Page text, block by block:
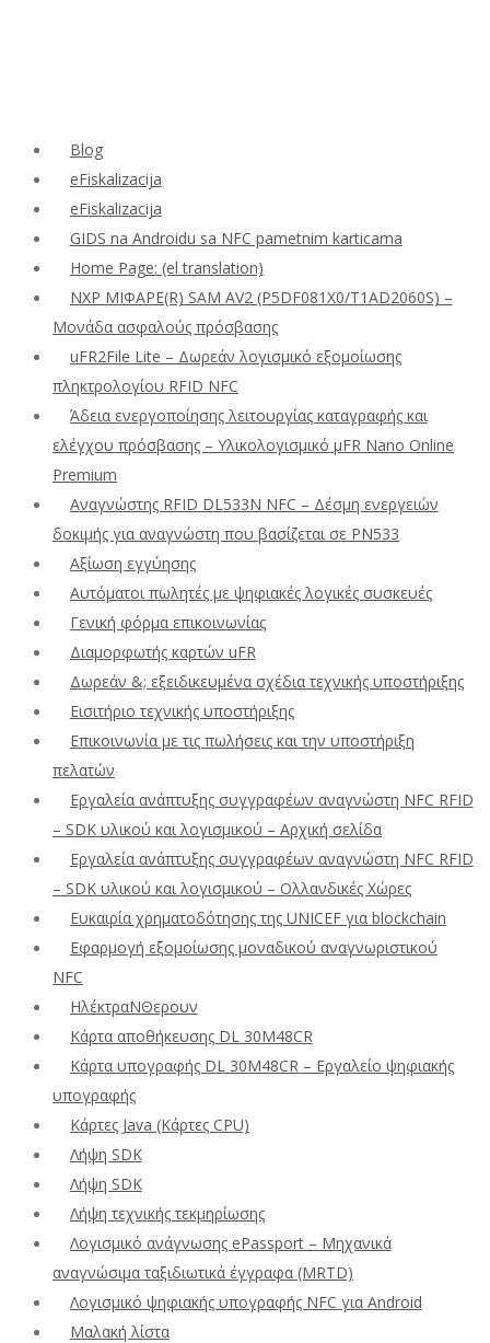
Blog
eFiskalizacija
eFiskalizacija
GIDS na Androidu sa NFC pametnim karticama
Home Page: (el translation)
NXP ΜΙΦΑΡΕ(R) SAM AV2 (P5DF081X0/T1AD2060S) –
Μονάδα ασφαλούς πρόσβασης
uFR2File Lite – Δωρεάν λογισμικό εξομοίωσης
πληκτρολογίου RFID NFC
Άδεια ενεργοποίησης λειτουργίας καταγραφής και
ελέγχου πρόσβασης – Υλικολογισμικό μFR Nano Online
Premium
Αναγνώστης RFID DL533N NFC – Δέσμη ενεργειών
δοκιμής για αναγνώστη που βασίζεται σε PN533
Αξίωση εγγύησης
Αυτόματοι πωλητές με ψηφιακές λογικές συσκευές
Γενική φόρμα επικοινωνίας
Διαμορφωτής καρτών uFR
Δωρεάν &; εξειδικευμένα σχέδια τεχνικής υποστήριξης
Εισιτήριο τεχνικής υποστήριξης
Επικοινωνία με τις πωλήσεις και την υποστήριξη
πελατών
Εργαλεία ανάπτυξης συγγραφέων αναγνώστη NFC RFID
– SDK υλικού και λογισμικού – Αρχική σελίδα
Εργαλεία ανάπτυξης συγγραφέων αναγνώστη NFC RFID
– SDK υλικού και λογισμικού – Ολλανδικές Χώρες
Ευκαιρία χρηματοδότησης της UNICEF για blockchain
Εφαρμογή εξομοίωσης μοναδικού αναγνωριστικού
NFC
ΗλέκτραΝΘερουν
Κάρτα αποθήκευσης DL 30M48CR
Κάρτα υπογραφής DL 30M48CR – Εργαλείο ψηφιακής
υπογραφής
Κάρτες Java (Κάρτες CPU)
Λήψη SDK
Λήψη SDK
Λήψη τεχνικής τεκμηρίωσης
Λογισμικό ανάγνωσης ePassport – Μηχανικά
αναγνώσιμα ταξιδιωτικά έγγραφα (MRTD)
Λογισμικό ψηφιακής υπογραφής NFC για Android
Μαλακή λίστα